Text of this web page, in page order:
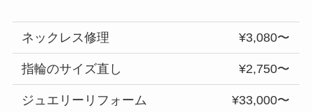
ネックレス修理 ¥3,080〜
指輪のサイズ直し ¥2,750〜
ジュエリーリフォーム ¥33,000〜